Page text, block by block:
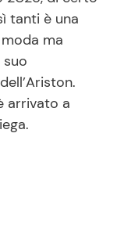
tanti è una
ma
arrivato a